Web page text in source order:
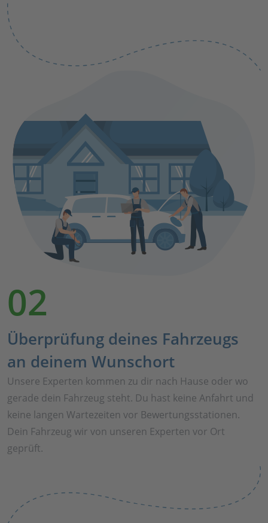
02
Überprüfung deines Fahrzeugs
an deinem Wunschort
Unsere Experten kommen zu dir nach Hause oder wo
gerade dein Fahrzeug steht. Du hast keine Anfahrt und
keine langen Wartezeiten vor Bewertungsstationen.
Dein Fahrzeug wir von unseren Experten vor Ort
geprüft.